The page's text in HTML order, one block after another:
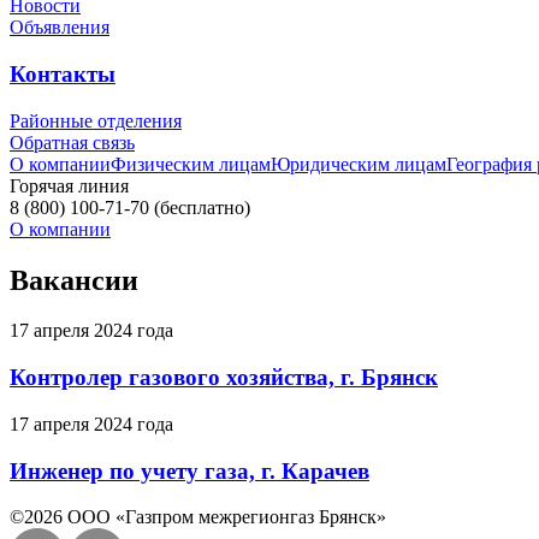
Новости
Объявления
Контакты
Районные отделения
Обратная связь
О компанииФизическим лицамЮридическим лицамГеография
Горячая линия
8 (800) 100-71-70 (бесплатно)
О компании
Вакансии
17 апреля 2024 года
Контролер газового хозяйства, г. Брянск
17 апреля 2024 года
Инженер по учету газа, г. Карачев
©2026 ООО «Газпром межрегионгаз Брянск»